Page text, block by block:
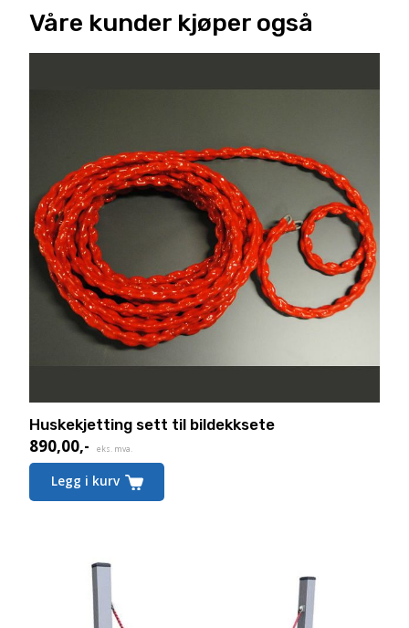
Våre kunder kjøper også
Huskekjetting sett til bildekksete
890,00,- eks. mva.
Legg i kurv